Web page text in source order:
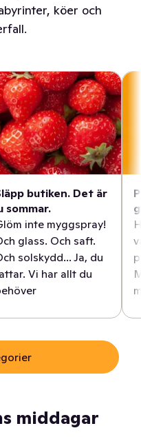
köer och
butiken. Det är
sommar.
inte myggspray!
glass. Och saft.
solskydd... Ja, du
Vi har allt du
middagar